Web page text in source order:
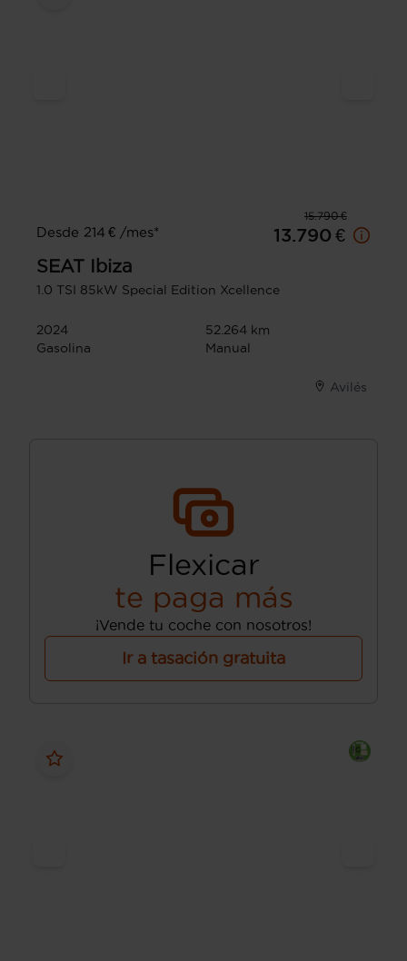
15.790 €
Desde 214 € /mes*
13.790 €
SEAT
Ibiza
1.0 TSI 85kW Special Edition Xcellence
2024
52.264 km
Gasolina
Manual
Avilés
Flexicar
te paga más
¡Vende tu coche con nosotros!
Ir a tasación gratuita